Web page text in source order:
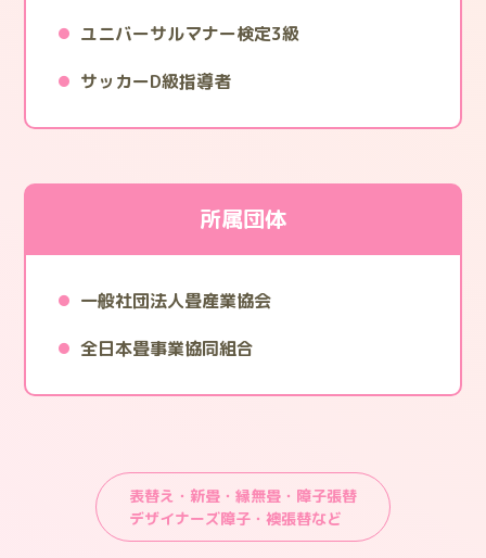
ユニバーサルマナー検定3級
サッカーD級指導者
所属団体
一般社団法人畳産業協会
全日本畳事業協同組合
表替え・新畳・縁無畳・障子張替
デザイナーズ障子・襖張替など